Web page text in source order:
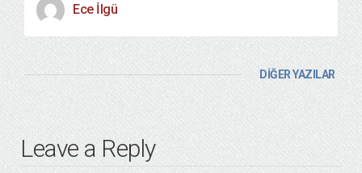
Ece İlgü
DİĞER YAZILAR
Leave a Reply